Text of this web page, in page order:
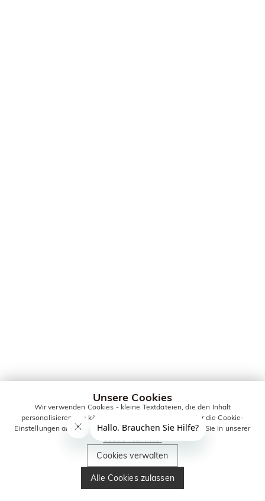
Unsere Cookies
Wir verwenden Cookies - kleine Textdateien, die den Inhalt
personalisieren. Sie können alle Cookies zulassen oder die Cookie-
Einstellungen anpassen. Weitere Informationen erhalten Sie in unserer
Cookie-Richtlinie.
Cookies verwalten
Alle Cookies zulassen